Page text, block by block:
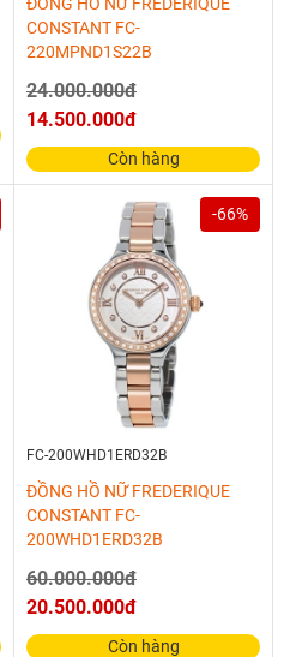
ĐỒNG HỒ NỮ FREDERIQUE
CONSTANT FC-
220MPND1S22B
24.000.000đ
14.500.000đ
Còn hàng
-66%
FC-200WHD1ERD32B
ĐỒNG HỒ NỮ FREDERIQUE
CONSTANT FC-
200WHD1ERD32B
60.000.000đ
20.500.000đ
Còn hàng